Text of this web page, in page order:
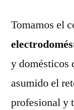
Tomamos el
y domésticos
asumido el
profesional y